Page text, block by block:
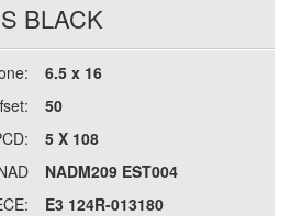
BLACK
6.5 x 16
50
5 X 108
NADM209 EST004
E3 124R-013180